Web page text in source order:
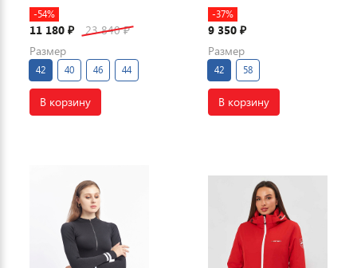
-54%
11 180 ₽ 23 840₽
Размер
42 40 46 44
В корзину
-37%
9 350 ₽
Размер
42 58
В корзину